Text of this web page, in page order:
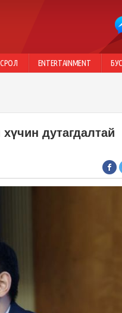
ENTERTAINMENT
дутагдалтай